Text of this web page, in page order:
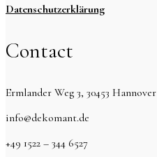
Datenschutzerklärung
Contact
Ermlander Weg 3, 30453 Hannover
info@dekomant.de
+49 1522 – 344 6527